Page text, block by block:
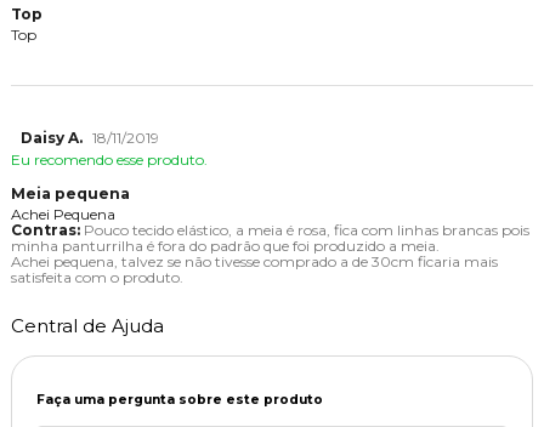
Top
Top
Daisy A. 18/11/2019
Eu recomendo esse produto.
Meia pequena
Achei Pequena
Contras: Pouco tecido elástico, a meia é rosa, fica com linhas brancas pois
minha panturrilha é fora do padrão que foi produzido a meia.
Achei pequena, talvez se não tivesse comprado a de 30cm ficaria mais
satisfeita com o produto.
Central de Ajuda
Faça uma pergunta sobre este produto